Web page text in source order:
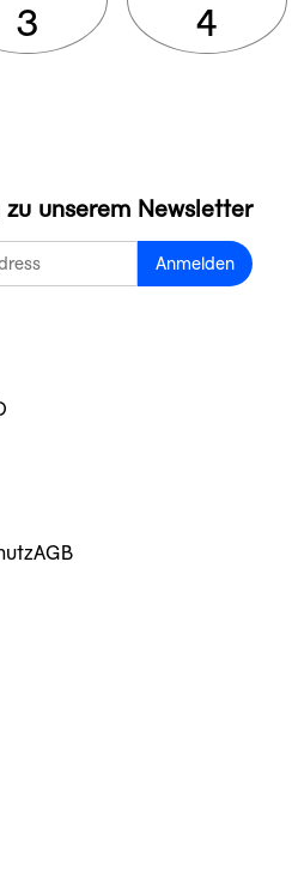
3
4
zu unserem Newsletter
Anmelden
AGB